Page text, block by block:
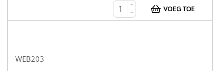
+
−
VOEG TOE
WEB203